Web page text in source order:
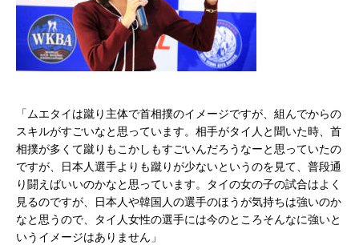
「ムエタイは蹴り主体で首相撲のイメージですが、組んでからの
スキルがすごいなと思っています。相手がタイ人と聞いた時、首
相撲が多くて蹴りもこかしもすごいんだろうなーと思っていたの
ですが、日本人選手よりも蹴りが少ないというのを見て、普段通
り闘えばいいのかなと思っています。タイの女の子の試合はよく
見るのですが、日本人や韓国人の選手のほうが気持ちは強いのか
なと思うので、タイ人女性の選手には今のところそんなに強いと
いうイメージはありません」